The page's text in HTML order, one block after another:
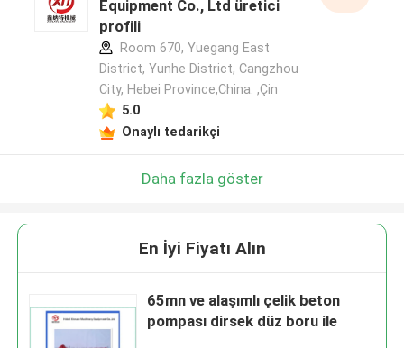
Equipment Co., Ltd üretici
profili
Room 670, Yuegang East
District, Yunhe District, Cangzhou
City, Hebei Province,China. ,Çin
5.0
Onaylı tedarikçi
Daha fazla göster
En İyi Fiyatı Alın
65mn ve alaşımlı çelik beton
pompası dirsek düz boru ile